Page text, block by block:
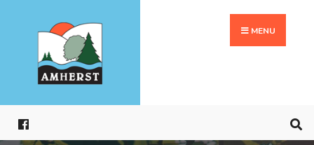
contenu
MENU
for: